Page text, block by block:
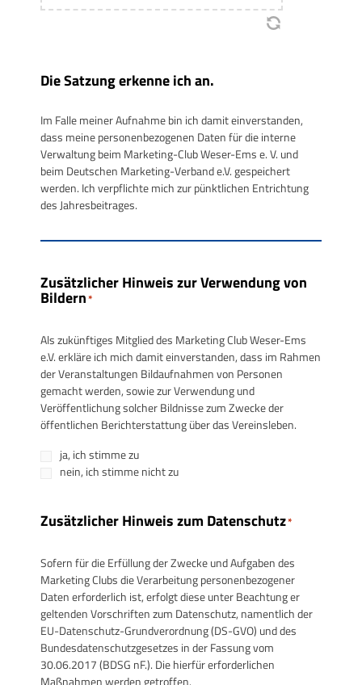
Die Satzung erkenne ich an.
Im Falle meiner Aufnahme bin ich damit einverstanden,
dass meine personenbezogenen Daten für die interne
Verwaltung beim Marketing-Club Weser-Ems e. V. und
beim Deutschen Marketing-Verband e.V. gespeichert
werden. Ich verpflichte mich zur pünktlichen Entrichtung
des Jahresbeitrages.
Zusätzlicher Hinweis zur Verwendung von
Bildern*
Als zukünftiges Mitglied des Marketing Club Weser-Ems
e.V. erkläre ich mich damit einverstanden, dass im Rahmen
der Veranstaltungen Bildaufnahmen von Personen
gemacht werden, sowie zur Verwendung und
Veröffentlichung solcher Bildnisse zum Zwecke der
öffentlichen Berichterstattung über das Vereinsleben.
ja, ich stimme zu
nein, ich stimme nicht zu
Zusätzlicher Hinweis zum Datenschutz*
Sofern für die Erfüllung der Zwecke und Aufgaben des
Marketing Clubs die Verarbeitung personenbezogener
Daten erforderlich ist, erfolgt diese unter Beachtung er
geltenden Vorschriften zum Datenschutz, namentlich der
EU-Datenschutz-Grundverordnung (DS-GVO) und des
Bundesdatenschutzgesetzes in der Fassung vom
30.06.2017 (BDSG nF.). Die hierfür erforderlichen
Maßnahmen werden getroffen.